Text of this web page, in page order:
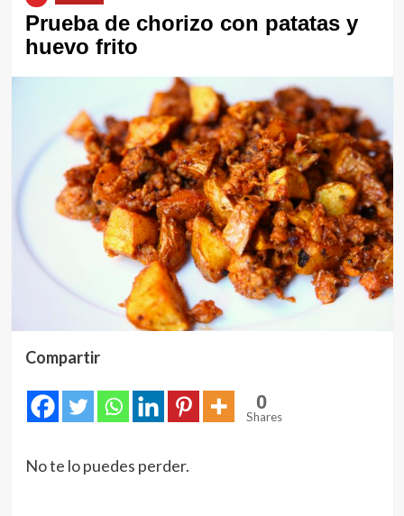
Prueba de chorizo con patatas y
huevo frito
Compartir
0
Shares
No te lo puedes perder.